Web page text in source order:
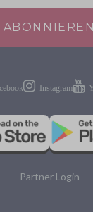
ABONNIEREN
Partner Login